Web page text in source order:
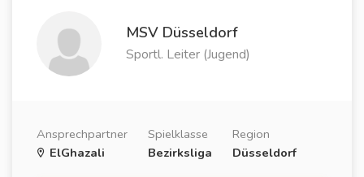
MSV Düsseldorf
Sportl. Leiter (Jugend)
Ansprechpartner
ElGhazali
Spielklasse
Bezirksliga
Region
Düsseldorf